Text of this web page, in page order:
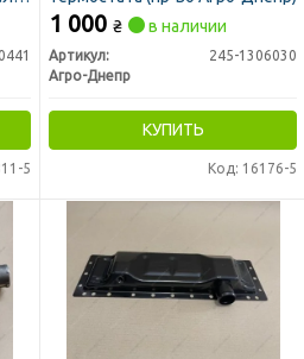
5
1 000 ₴ в наличии
Артикул:
245-1306030
Агро-Днепр
КУПИТЬ
Код: 16176-5